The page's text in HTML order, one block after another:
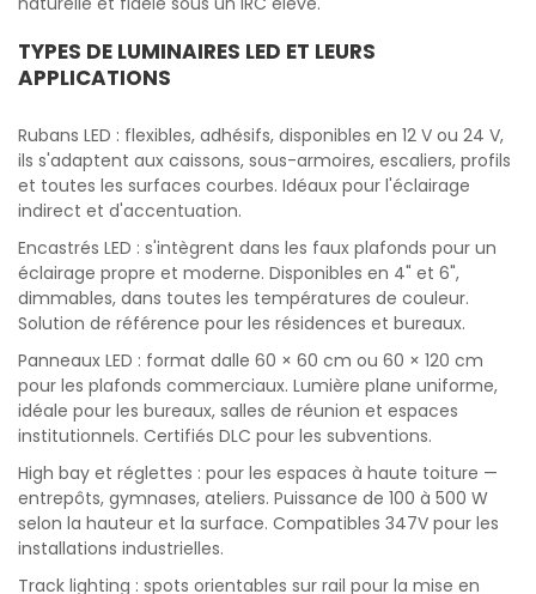
TYPES DE LUMINAIRES LED ET LEURS
APPLICATIONS
Rubans LED : flexibles, adhésifs, disponibles en 12 V ou 24 V,
ils s'adaptent aux caissons, sous-armoires, escaliers, profils
et toutes les surfaces courbes. Idéaux pour l'éclairage
indirect et d'accentuation.
Encastrés LED : s'intègrent dans les faux plafonds pour un
éclairage propre et moderne. Disponibles en 4" et 6",
dimmables, dans toutes les températures de couleur.
Solution de référence pour les résidences et bureaux.
Panneaux LED : format dalle 60 × 60 cm ou 60 × 120 cm
pour les plafonds commerciaux. Lumière plane uniforme,
idéale pour les bureaux, salles de réunion et espaces
institutionnels. Certifiés DLC pour les subventions.
High bay et réglettes : pour les espaces à haute toiture —
entrepôts, gymnases, ateliers. Puissance de 100 à 500 W
selon la hauteur et la surface. Compatibles 347V pour les
installations industrielles.
Track lighting : spots orientables sur rail pour la mise en